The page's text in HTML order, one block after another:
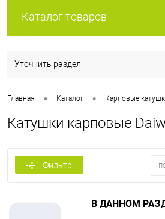
Каталог товаров
Уточнить раздел
Главная • Каталог • Карповые
Катушки карповые
Фильтр
В ДАННОМ